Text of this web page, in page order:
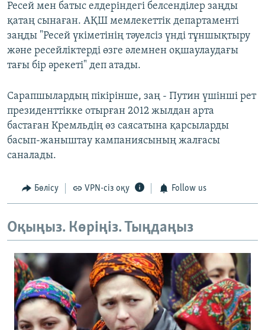
Ресей мен батыс елдеріндегі белсенділер заңды
қатаң сынаған. АҚШ мемлекеттік департаменті
заңды "Ресей үкіметінің тәуелсіз үнді тұншықтыру
және ресейліктерді өзге әлемнен оқшаулаудағы
тағы бір әрекеті" деп атады.
Сарапшылардың пікірінше, заң - Путин үшінші рет
президенттікке отырған 2012 жылдан арта
бастаған Кремльдің өз саясатына қарсыларды
басып-жаныштау кампаниясының жалғасы
саналады.
Бөлісу VPN-сіз оқу Follow us
Оқыңыз. Көріңіз. Тыңдаңыз